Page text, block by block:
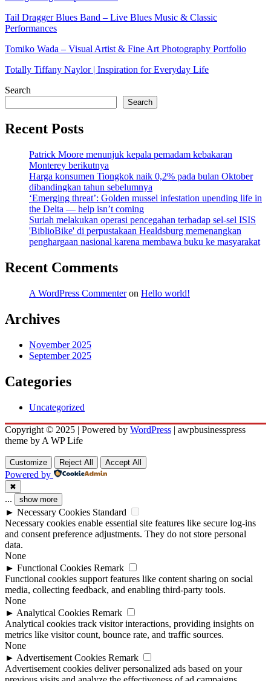
Tail Dragger Blues Band – Live Blues Music & Classic
Performances
Tomiko Wada – Visual Artist & Fine Art Photography Portfolio
Totally Tiffany Naylor | Inspiration for Everyday Life
Search
Search
Recent Posts
Patrick Moore menunjuk kepala pemadam kebakaran
Monterey berikutnya
Harga konsumen Tiongkok naik 0,2% pada bulan Oktober
dibandingkan tahun sebelumnya
‘Emerging threat’: Golden mussel infestation upending life in
the Delta — help isn’t coming
Suriah melakukan operasi pencegahan terhadap sel-sel ISIS
'BiblioBike' di perpustakaan Healdsburg memenangkan
penghargaan nasional karena membawa buku ke masyarakat
Recent Comments
A WordPress Commenteron Hello world!
Archives
November 2025
September 2025
Categories
Uncategorized
Copyright © 2025 | Powered by WordPress | awpbusinesspress
theme by A WP Life
Customize Reject All Accept All
Powered by
✖
... show more
► Necessary Cookies Standard
Necessary cookies enable essential site features like secure log-ins
and consent preference adjustments. They do not store personal
data.
None
► Functional Cookies Remark
Functional cookies support features like content sharing on social
media, collecting feedback, and enabling third-party tools.
None
► Analytical Cookies Remark
Analytical cookies track visitor interactions, providing insights on
metrics like visitor count, bounce rate, and traffic sources.
None
► Advertisement Cookies Remark
Advertisement cookies deliver personalized ads based on your